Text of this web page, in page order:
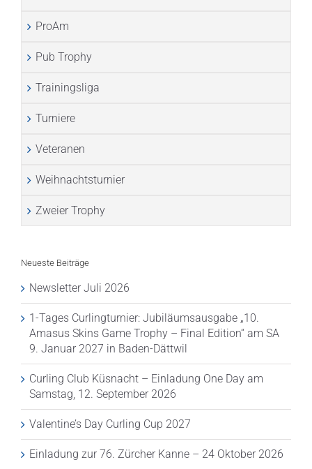
ProAm
Pub Trophy
Trainingsliga
Turniere
Veteranen
Weihnachtsturnier
Zweier Trophy
Neueste Beiträge
Newsletter Juli 2026
1-Tages Curlingturnier: Jubiläumsausgabe „10.
Amasus Skins Game Trophy – Final Edition“ am SA
9. Januar 2027 in Baden-Dättwil
Curling Club Küsnacht – Einladung One Day am
Samstag, 12. September 2026
Valentine’s Day Curling Cup 2027
Einladung zur 76. Zürcher Kanne – 24 Oktober 2026